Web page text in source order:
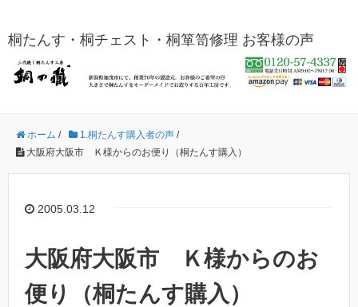
桐たんす・桐チェスト・桐箪笥修理 お客様の声
ホーム / 1.桐たんす購入者の声 /
大阪府大阪市 Ｋ様からのお便り（桐たんす購入）
2005.03.12
大阪府大阪市 Ｋ様からのお
便り（桐たんす購入）